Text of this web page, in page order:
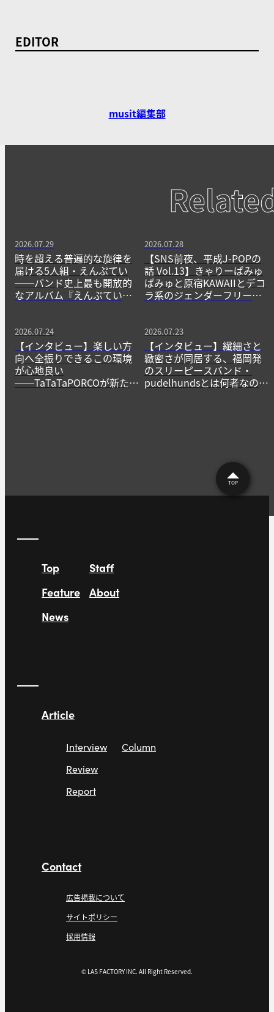
EDITOR
musit編集部
2026.07.29
時を超える普遍的な旋律を
届ける5人組・えんぷてい
──バンド史上最も開放的
なアルバム『えんぷてい』
2026.07.28
【SNS前夜、平成J-POPの
話 Vol.13】きゃりーぱみゅ
ぱみゅと原宿KAWAIIとデコ
ラ系のジェンダーフリーな
2026.07.24
【インタビュー】楽しい方
向へ全振りできるこの環境
が心地良い
──TaTaTaPORCOが新たに
2026.07.23
【インタビュー】繊細さと
緻密さが同居する、福岡発
のスリーピースバンド・
pudelhundsとは何者なの
TOP
Top
Feature
News
Staff
About
Article
Interview
Review
Report
Column
Contact
広告掲載について
サイトポリシー
採用情報
© LAS FACTORY INC. All Right Reserved.